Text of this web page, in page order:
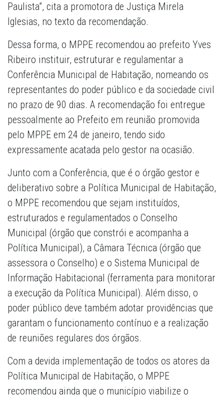
Paulista”, cita a promotora de Justiça Mirela
Iglesias, no texto da recomendação.
Dessa forma, o MPPE recomendou ao prefeito Yves
Ribeiro instituir, estruturar e regulamentar a
Conferência Municipal de Habitação, nomeando os
representantes do poder público e da sociedade civil
no prazo de 90 dias. A recomendação foi entregue
pessoalmente ao Prefeito em reunião promovida
pelo MPPE em 24 de janeiro, tendo sido
expressamente acatada pelo gestor na ocasião.
Junto com a Conferência, que é o órgão gestor e
deliberativo sobre a Política Municipal de Habitação,
o MPPE recomendou que sejam instituídos,
estruturados e regulamentados o Conselho
Municipal (órgão que constrói e acompanha a
Política Municipal), a Câmara Técnica (órgão que
assessora o Conselho) e o Sistema Municipal de
Informação Habitacional (ferramenta para monitorar
a execução da Política Municipal). Além disso, o
poder público deve também adotar providências que
garantam o funcionamento contínuo e a realização
de reuniões regulares dos órgãos.
Com a devida implementação de todos os atores da
Política Municipal de Habitação, o MPPE
recomendou ainda que o município viabilize o